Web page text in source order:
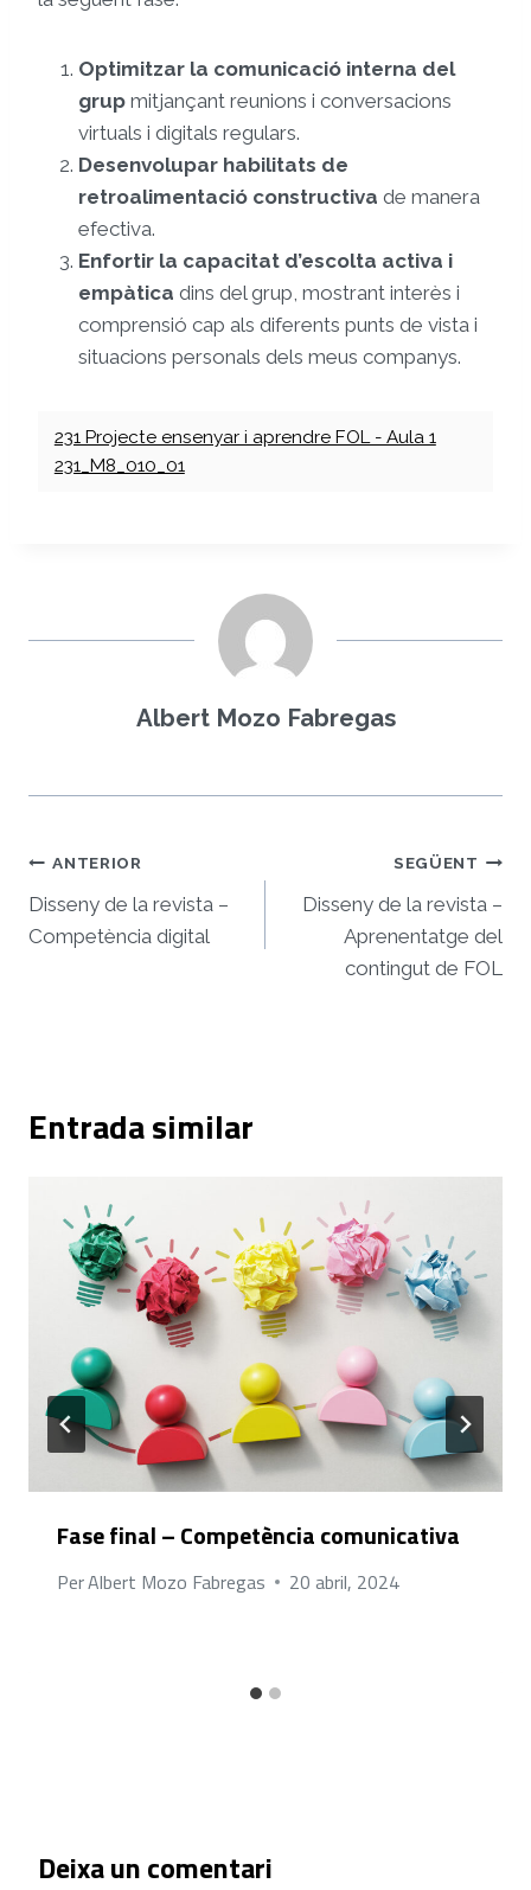
Optimitzar la comunicació interna del
grup mitjançant reunions i conversacions
virtuals i digitals regulars.
Desenvolupar habilitats de
retroalimentació constructiva de manera
efectiva.
Enfortir la capacitat d’escolta activa i
empàtica dins del grup, mostrant interès i
comprensió cap als diferents punts de vista i
situacions personals dels meus companys.
231 Projecte ensenyar i aprendre FOL - Aula 1
231_M8_010_01
Albert Mozo Fabregas
Navegació
d'entrades
ANTERIOR
Disseny de la revista –
Competència digital
SEGÜENT
Disseny de la revista –
Aprenentatge del
contingut de FOL
Entrada similar
Fase final – Competència comunicativa
PerAlbert Mozo Fabregas 20 abril, 2024
Deixa un comentari